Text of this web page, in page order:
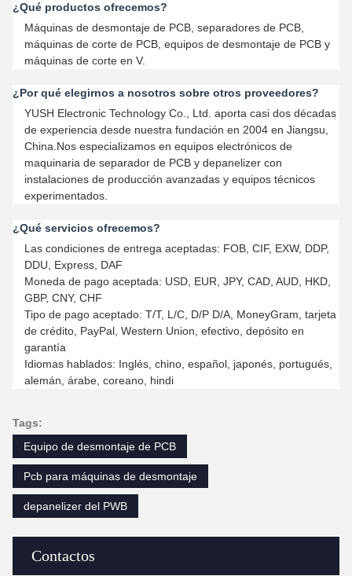
Contactos
¿Qué productos ofrecemos?
Máquinas de desmontaje de PCB, separadores de PCB,
máquinas de corte de PCB, equipos de desmontaje de PCB y
máquinas de corte en V.
¿Por qué elegirnos a nosotros sobre otros proveedores?
YUSH Electronic Technology Co., Ltd. aporta casi dos décadas
de experiencia desde nuestra fundación en 2004 en Jiangsu,
China.Nos especializamos en equipos electrónicos de
maquinaria de separador de PCB y depanelizer con
instalaciones de producción avanzadas y equipos técnicos
experimentados.
¿Qué servicios ofrecemos?
Las condiciones de entrega aceptadas: FOB, CIF, EXW, DDP,
DDU, Express, DAF
Moneda de pago aceptada: USD, EUR, JPY, CAD, AUD, HKD,
GBP, CNY, CHF
Tipo de pago aceptado: T/T, L/C, D/P D/A, MoneyGram, tarjeta
de crédito, PayPal, Western Union, efectivo, depósito en
garantía
Idiomas hablados: Inglés, chino, español, japonés, portugués,
alemán, árabe, coreano, hindi
Tags:
Equipo de desmontaje de PCB
Pcb para máquinas de desmontaje
depanelizer del PWB